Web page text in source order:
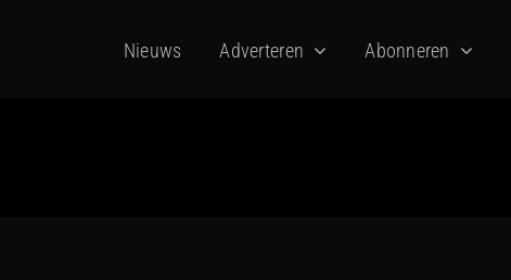
Nieuws Adverteren Abonneren